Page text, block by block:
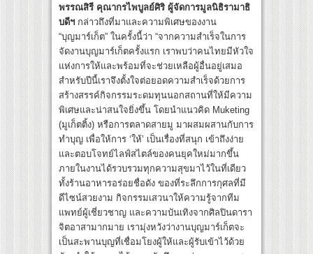
พรรณสิรี คุณากรไพบูลย์ศิริ ผู้จัดการมูลนิธิรามาธิ
บดีฯ กล่าวถึงที่มาและความพิเศษของงาน
“บุญมาร์เก็ต” ในครั้งนี้ว่า “จากความสำเร็จในการ
จัดงานบุญมาร์เก็ตครั้งแรก เราพบว่าคนไทยมีหัวใจ
แห่งการให้และพร้อมที่จะช่วยเหลือผู้อื่นอยู่เสมอ
สำหรับปีนี้เราจึงตั้งใจต่อยอดความสำเร็จด้วยการ
สร้างสรรค์กิจกรรมระดมทุนนอกสถานที่ให้มีความ
พิเศษและน่าสนใจยิ่งขึ้น โดยนำแนวคิด Muketing
(มูเก็ตติ้ง) หรือการตลาดสายมู มาผสมผสานกับการ
ทำบุญ เพื่อให้การ ‘ให้’ เป็นเรื่องที่สนุก เข้าถึงง่าย
และตอบโจทย์ไลฟ์สไตล์ของคนยุคใหม่มากขึ้น
ภายในงานได้รวบรวมทุกความสุขมาไว้ในที่เดียว
ทั้งร้านอาหารอร่อยชื่อดัง ของที่ระลึกการกุศลที่มี
ดีไซน์สวยงาม กิจกรรมเสวนาให้ความรู้จากทีม
แพทย์ผู้เชี่ยวชาญ และความบันเทิงจากศิลปินดารา
จิตอาสามากมาย เรามุ่งหวังว่างานบุญมาร์เก็ตจะ
เป็นสะพานบุญที่เชื่อมโยงผู้ให้และผู้รับเข้าไว้ด้วย